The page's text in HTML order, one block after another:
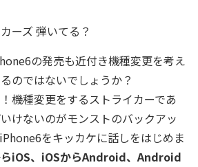
ーズ 弾いてる？
の発売も近付き機種変更を考え
のではないでしょうか？
機種変更をするストライカーであ
けないのがモンストのバックアッ
iPhone6をキッカケに話しをはじめま
iOS、iOSからAndroid、Android